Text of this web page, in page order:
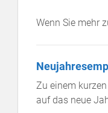
Wenn Sie mehr
Zu einem
auf das neue